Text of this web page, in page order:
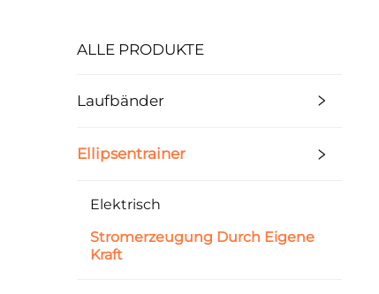
ALLE PRODUKTE
Laufbänder
Ellipsentrainer
Elektrisch
Stromerzeugung Durch Eigene
Kraft